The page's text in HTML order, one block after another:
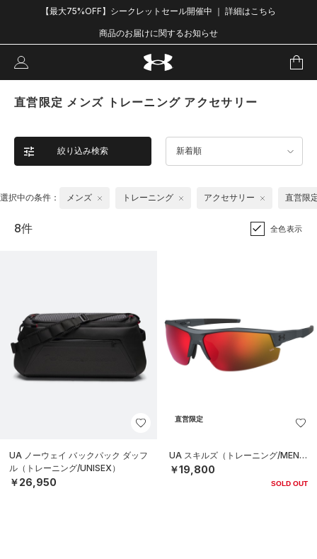
【最大75%OFF】シークレットセール開催中 ｜ 詳細はこちら
商品のお届けに関するお知らせ
直営限定 メンズ トレーニング アクセサリー
絞り込み検索 新着順
選択中の条件： メンズ トレーニング アクセサリー 直営限
8件 全色表示
UA ノーウェイ バックパック ダッフ
ル（トレーニング/UNISEX）
￥26,950
直営限定
UA スキルズ（トレーニング/MEN）
￥19,800
SOLD OUT